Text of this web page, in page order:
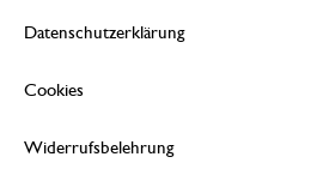
Datenschutzerklärung
Cookies
Widerrufsbelehrung